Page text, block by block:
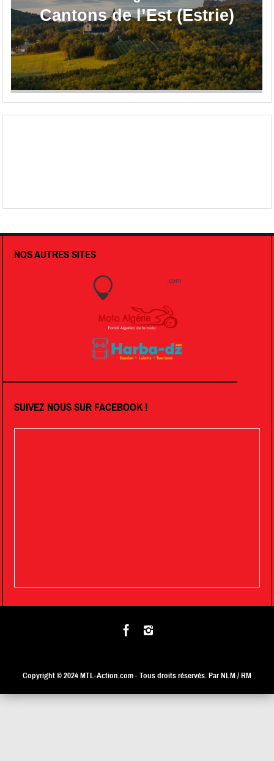
Cantons de l’Est (Estrie)
NOS AUTRES SITES
SUIVEZ NOUS SUR FACEBOOK !
Copyright © 2024MTL-Action.com- Tous droits réservés. Par NLM / RM